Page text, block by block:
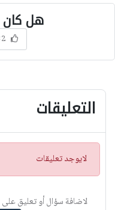
هل كان
32
التعليقات
ت
ن
ي
لايوجد تعليقات
لاضافة سؤال أو تعليق